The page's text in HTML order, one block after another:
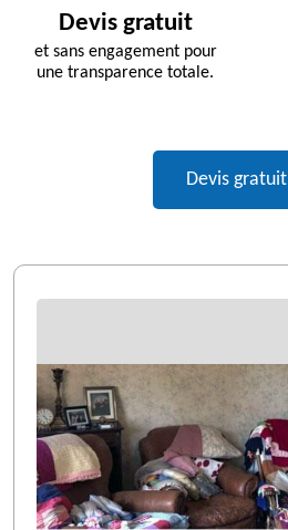
Devis gratuit
et sans engagement pour
une transparence totale.
Devis gratuit